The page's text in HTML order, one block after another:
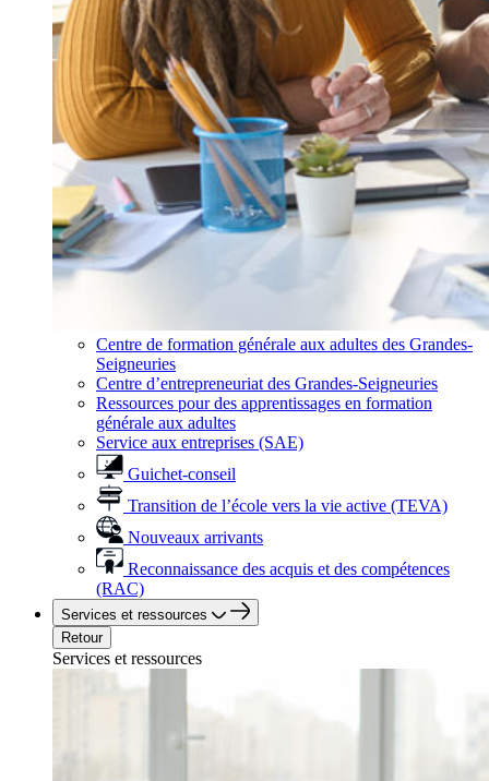
Centre de formation générale aux adultes des Grandes-
Seigneuries
Centre d’entrepreneuriat des Grandes-Seigneuries
Ressources pour des apprentissages en formation
générale aux adultes
Service aux entreprises (SAE)
Guichet-conseil
Transition de l’école vers la vie active (TEVA)
Nouveaux arrivants
Reconnaissance des acquis et des compétences
(RAC)
Services et ressources
Retour
Services et ressources